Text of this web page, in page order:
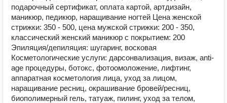
подарочный сертификат, оплата картой, артдизайн,
маникюр, педикюр, наращивание ногтей Цена женской
стрижки: 350 - 500, цена мужской стрижки: 200 - 350,
классический женский маникюр с покрытием: 200
Эпиляция/депиляция: шугаринг, восковая
Косметологические услуги: дарсонвализация, визаж, anti-
age процедуры, ботокс, фотоомоложение, лифтинг,
аппаратная косметология лица, уход за лицом,
наращивание ресниц, окрашивание бровей/ресниц,
биополимерный гель, татуаж, пилинг, уход за телом,